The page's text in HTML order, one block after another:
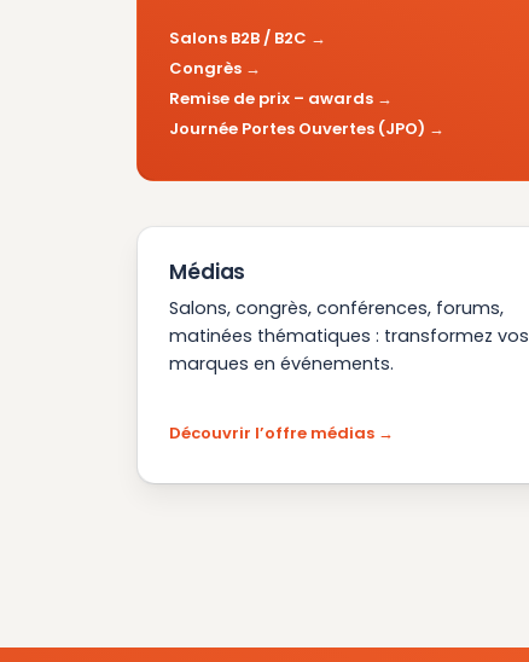
Salons B2B / B2C
Congrès
Remise de prix – awards
Journée Portes Ouvertes (JPO)
Médias
Salons, congrès, conférences, forums,
matinées thématiques : transformez vos
marques en événements.
Découvrir l’offre médias